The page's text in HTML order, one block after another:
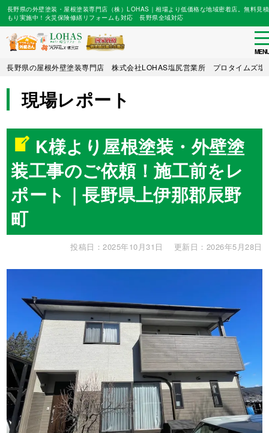
Skip
main
content
長野県の外壁塗装・屋根塗装専門店（株）LOHAS｜相場より低価格な地域密着店。無料見積
もり実施中！火災保険修繕リフォームも対応 長野県全域対応
長野県の屋根外壁塗装専門店 株式会社LOHAS塩尻営業所 プロタイムズ塩
現場レポート
K様より屋根塗装・外壁塗
装工事のご依頼！施工前をレ
ポート｜長野県上伊那郡辰野
町
投稿日：2025年10月31日 更新日：2026年5月28日